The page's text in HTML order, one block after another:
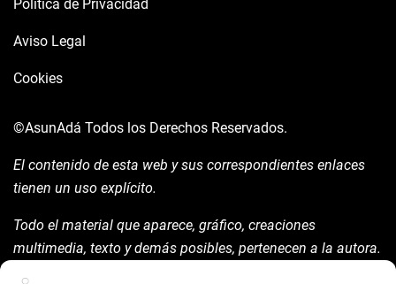
Política de Privacidad
Aviso Legal
Cookies
©AsunAdá Todos los Derechos Reservados.
El contenido de esta web y sus correspondientes enlaces
tienen un uso explícito.
Todo el material que aparece, gráfico, creaciones
multimedia, texto y demás posibles, pertenecen a la autora.